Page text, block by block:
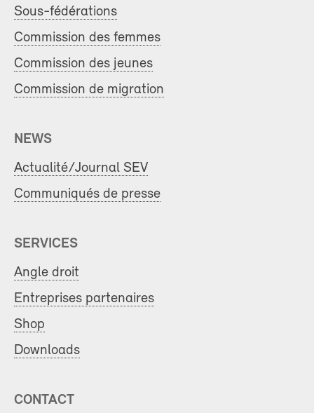
Sous-fédérations
Commission des femmes
Commission des jeunes
Commission de migration
NEWS
Actualité/Journal SEV
Communiqués de presse
SERVICES
Angle droit
Entreprises partenaires
Shop
Downloads
CONTACT